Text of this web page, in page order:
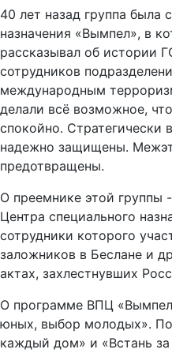
40 лет назад группа была
назначения «Вымпел», в
рассказывал об истории
сотрудников
международным
делали всё возможное,
спокойно. Стратегически
надежно защищены.
предотвращены.
О преемнике этой группы
Центра специального
сотрудники которого
заложников в Беслане и
актах, захлестнувших
О программе ВПЦ
юных, выбор молодых».
каждый дом» и «Встань